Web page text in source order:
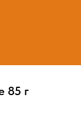
85 г